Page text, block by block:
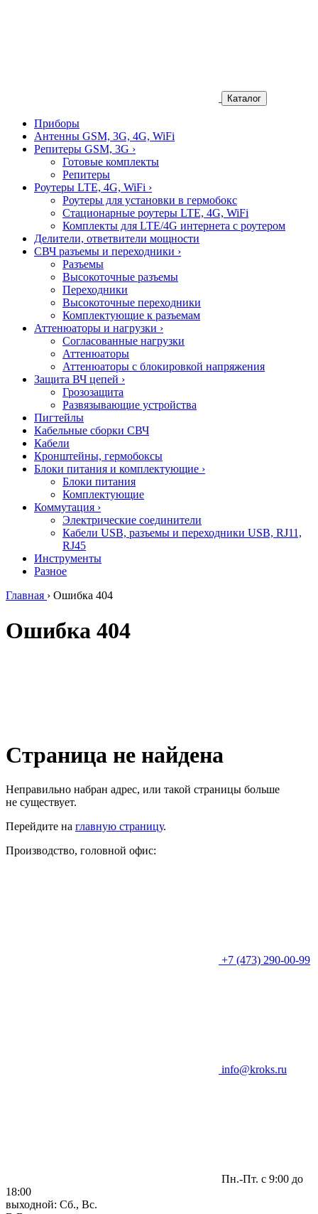
Каталог
Приборы
Антенны GSM, 3G, 4G, WiFi
Репитеры GSM, 3G ›
Готовые комплекты
Репитеры
Роутеры LTE, 4G, WiFi ›
Роутеры для установки в гермобокс
Стационарные роутеры LTE, 4G, WiFi
Комплекты для LTE/4G интернета с роутером
Делители, ответвители мощности
СВЧ разъемы и переходники ›
Разъемы
Высокоточные разъемы
Переходники
Высокоточные переходники
Комплектующие к разъемам
Аттенюаторы и нагрузки ›
Согласованные нагрузки
Аттенюаторы
Аттенюаторы с блокировкой напряжения
Защита ВЧ цепей ›
Грозозащита
Развязывающие устройства
Пигтейлы
Кабельные сборки СВЧ
Кабели
Кронштейны, гермобоксы
Блоки питания и комплектующие ›
Блоки питания
Комплектующие
Коммутация ›
Электрические соединители
Кабели USB, разъемы и переходники USB, RJ11,
RJ45
Инструменты
Разное
Главная › Ошибка 404
Ошибка 404
Страница не найдена
Неправильно набран адрес, или такой страницы больше
не существует.
Перейдите на главную страницу.
Производство, головной офис:
+7 (473) 290-00-99
info@kroks.ru
Пн.-Пт. с 9:00 до
18:00
выходной: Сб., Вс.